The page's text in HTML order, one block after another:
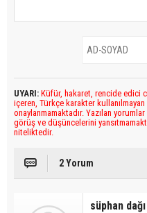
UYARI: Küfür, hakaret, rencide edici
içeren, Türkçe karakter
onaylanmamaktadır. Yazılan
görüş ve düşüncelerini
niteliktedir.
2 Yorum
süphan dağı